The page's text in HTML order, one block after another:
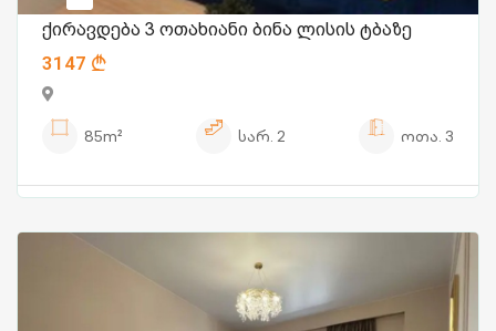
ქირავდება 3 ოთახიანი ბინა ლისის ტბაზე
3147
85m² სარ. 2 ოთა. 3